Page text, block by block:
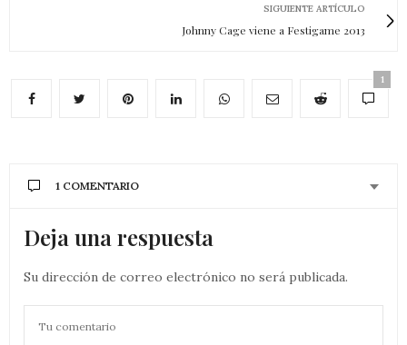
SIGUIENTE ARTÍCULO
Johnny Cage viene a Festigame 2013
1
1 COMENTARIO
Deja una respuesta
Su dirección de correo electrónico no será publicada.